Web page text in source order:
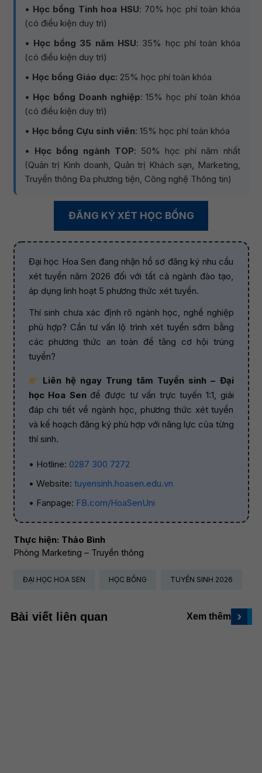
• Học bổng Tinh hoa HSU: 70% học phí toàn khóa
(có điều kiện duy trì)
• Học bổng 35 năm HSU: 35% học phí toàn khóa
(có điều kiện duy trì)
• Học bổng Giáo dục: 25% học phí toàn khóa
• Học bổng Doanh nghiệp: 15% học phí toàn khóa
(có điều kiện duy trì)
• Học bổng Cựu sinh viên: 15% học phí toàn khóa
• Học bổng ngành TOP: 50% học phí năm nhất
(Quản trị Kinh doanh, Quản trị Khách sạn, Marketing,
Truyền thông Đa phương tiện, Công nghệ Thông tin)
ĐĂNG KÝ XÉT HỌC BỔNG
Đại học Hoa Sen đang nhận hồ sơ đăng ký nhu cầu
xét tuyển năm 2026 đối với tất cả ngành đào tạo,
áp dụng linh hoạt 5 phương thức xét tuyển.
Thí sinh chưa xác định rõ ngành học, nghề nghiệp
phù hợp? Cần tư vấn lộ trình xét tuyển sớm bằng
các phương thức an toàn để tăng cơ hội trúng
tuyển?
Liên hệ ngay Trung tâm Tuyển sinh – Đại
học Hoa Sen để được tư vấn trực tuyến 1:1, giải
đáp chi tiết về ngành học, phương thức xét tuyển
và kế hoạch đăng ký phù hợp với năng lực của từng
thí sinh.
• Hotline: 0287 300 7272
• Website: tuyensinh.hoasen.edu.vn
• Fanpage: FB.com/HoaSenUni
Thực hiện: Thảo Bình
Phòng Marketing – Truyền thông
ĐẠI HỌC HOA SEN HỌC BỔNG TUYỂN SINH 2026
Bài viết liên quan Xem thêm ›